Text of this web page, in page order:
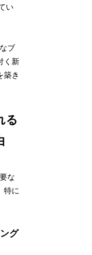
い
ブ
く新
築き
る
な
特に
グ